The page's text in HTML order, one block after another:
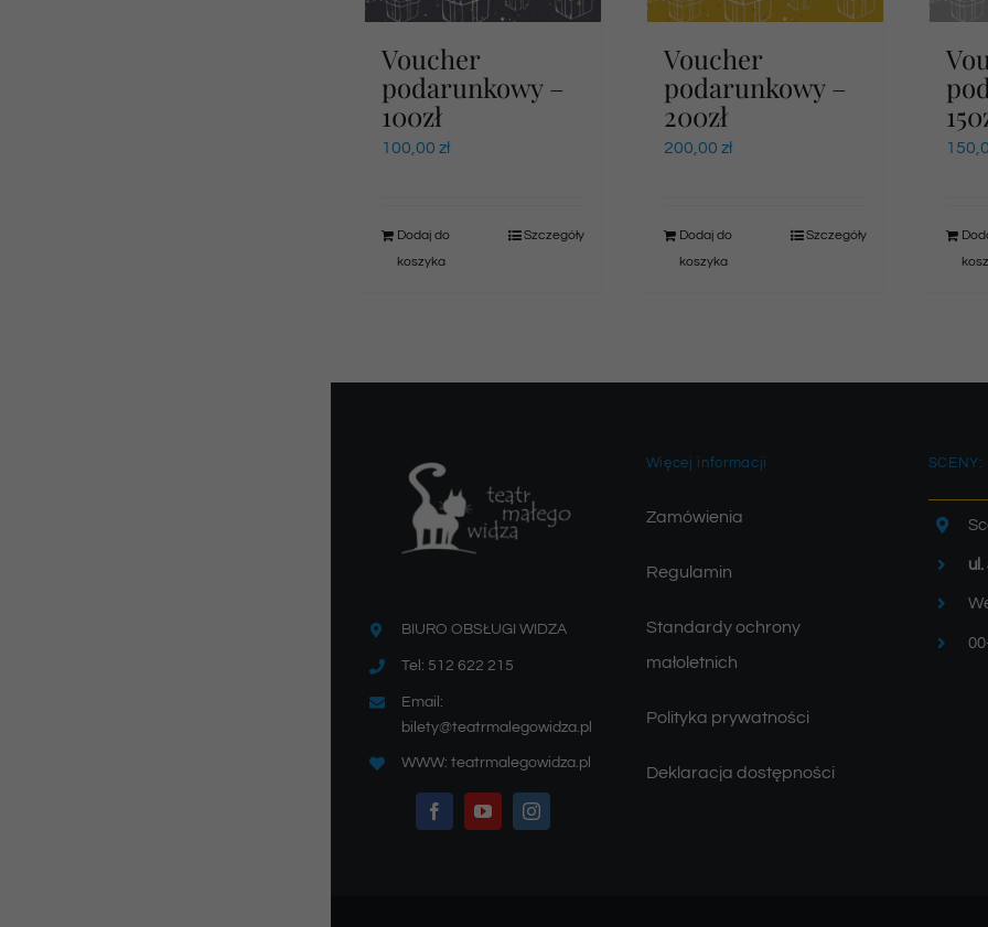
Voucher
podarunkowy –
100zł
100,00 zł
Dodaj do
koszyka
Szczegóły
Voucher
podarunkowy –
200zł
200,00 zł
Dodaj do
koszyka
Szczegóły
BIURO OBSŁUGI WIDZA
Tel: 512 622 215
Email:
bilety@teatrmalegowidza.pl
WWW: teatrmalegowidza.pl
Więcej informacji
Zamówienia
Regulamin
Standardy ochrony
małoletnich
Polityka prywatności
Deklaracja dostępności
SCENY: